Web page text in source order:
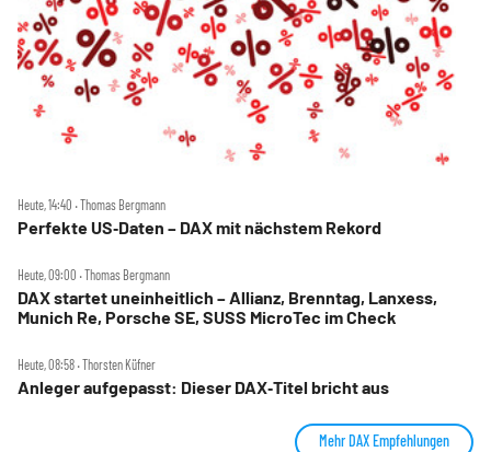
Heute, 14:40 ‧ Thomas Bergmann
Perfekte US‑Daten – DAX mit nächstem Rekord
Heute, 09:00 ‧ Thomas Bergmann
DAX startet uneinheitlich – Allianz, Brenntag, Lanxess,
Munich Re, Porsche SE, SUSS MicroTec im Check
Heute, 08:58 ‧ Thorsten Küfner
Anleger aufgepasst: Dieser DAX‑Titel bricht aus
Mehr DAX Empfehlungen